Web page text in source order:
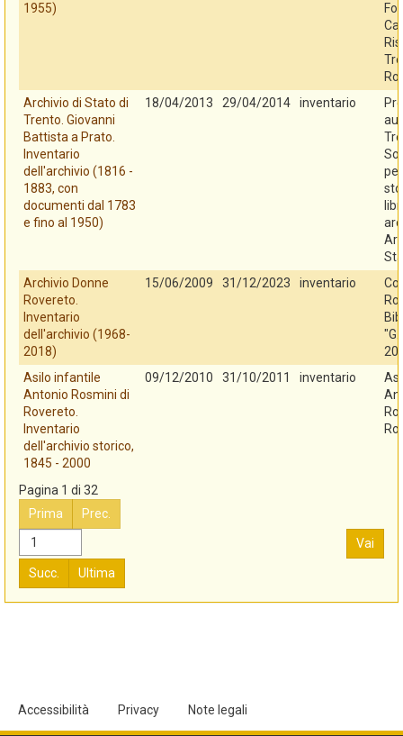
1955)
Archivio di Stato di
Trento. Giovanni
Battista a Prato.
Inventario
dell'archivio (1816 -
1883, con
documenti dal 1783
e fino al 1950)
18/04/2013 29/04/2014 inventario
Archivio Donne
Rovereto.
Inventario
dell'archivio (1968-
2018)
15/06/2009 31/12/2023 inventario
Asilo infantile
Antonio Rosmini di
Rovereto.
Inventario
dell'archivio storico,
1845 - 2000
09/12/2010 31/10/2011 inventario
Pagina 1 di 32
Prima
Prec.
Vai
Succ. Ultima
Accessibilità Privacy Note legali